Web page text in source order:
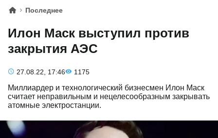
Последнее
Илон Маск выступил против
закрытия АЭС
27.08.22, 17:46 1175
Миллиардер и технологический бизнесмен Илон Маск
считает неправильным и нецелесообразным закрывать
атомные электростанции.